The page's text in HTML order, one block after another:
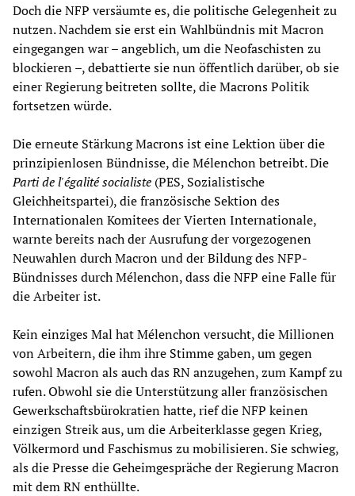
Doch die NFP versäumte es, die politische Gelegenheit zu
nutzen. Nachdem sie erst ein Wahlbündnis mit Macron
eingegangen war – angeblich, um die Neofaschisten zu
blockieren –, debattierte sie nun öffentlich darüber, ob sie
einer Regierung beitreten sollte, die Macrons Politik
fortsetzen würde.
Die erneute Stärkung Macrons ist eine Lektion über die
prinzipienlosen Bündnisse, die Mélenchon betreibt. Die
Parti de l'égalité socialiste (PES, Sozialistische
Gleichheitspartei), die französische Sektion des
Internationalen Komitees der Vierten Internationale,
warnte bereits nach der Ausrufung der vorgezogenen
Neuwahlen durch Macron und der Bildung des NFP-
Bündnisses durch Mélenchon, dass die NFP eine Falle für
die Arbeiter ist.
Kein einziges Mal hat Mélenchon versucht, die Millionen
von Arbeitern, die ihm ihre Stimme gaben, um gegen
sowohl Macron als auch das RN anzugehen, zum Kampf zu
rufen. Obwohl sie die Unterstützung aller französischen
Gewerkschaftsbürokratien hatte, rief die NFP keinen
einzigen Streik aus, um die Arbeiterklasse gegen Krieg,
Völkermord und Faschismus zu mobilisieren. Sie schwieg,
als die Presse die Geheimgespräche der Regierung Macron
mit dem RN enthüllte.